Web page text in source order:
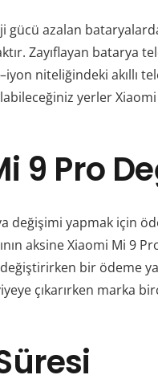
gücü azalan
Zayıflayan batarya
niteliğindeki akıllı
yerler
9 Pro
değişimi yapmak için
aksineXiaomi Mi 9
bir ödeme
çıkarırken marka